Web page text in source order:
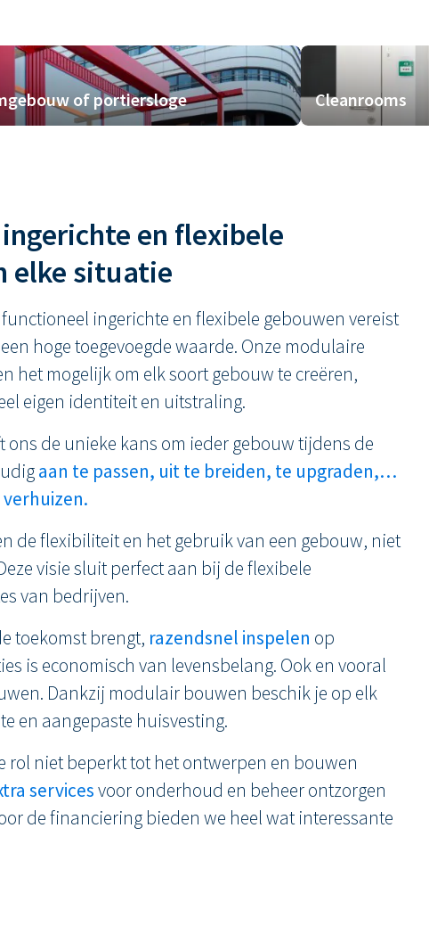
of portiersloge Cleanrooms
en flexibele
elke situatie
ingerichte en flexibele gebouwen vereist
hoge toegevoegde waarde. Onze modulaire
het mogelijk om elk soort gebouw te creëren,
eigen identiteit en uitstraling.
ons de unieke kans om ieder gebouw tijdens de
aan te passen, uit te breiden, te upgraden,…
de flexibiliteit en het gebruik van een gebouw, niet
visie sluit perfect aan bij de flexibele
van bedrijven.
toekomst brengt, razendsnel inspelen op
is economisch van levensbelang. Ook en vooral
Dankzij modulair bouwen beschik je op elk
en aangepaste huisvesting.
rol niet beperkt tot het ontwerpen en bouwen
servicesvoor onderhoud en beheer ontzorgen
de financiering bieden we heel wat interessante